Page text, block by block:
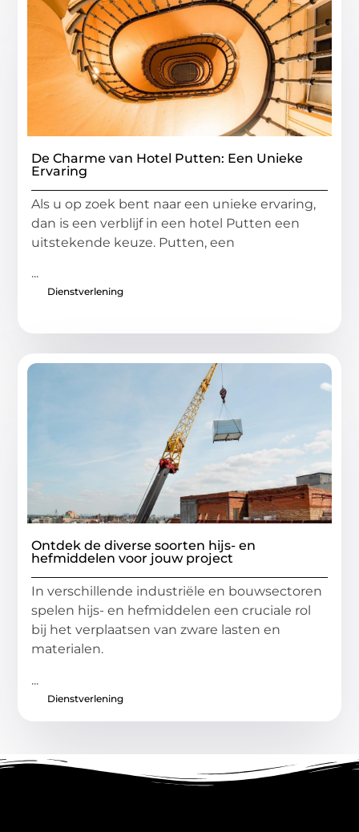
De Charme van Hotel Putten: Een Unieke
Ervaring
Als u op zoek bent naar een unieke ervaring,
dan is een verblijf in een hotel Putten een
uitstekende keuze. Putten, een
...
Dienstverlening
Ontdek de diverse soorten hijs- en
hefmiddelen voor jouw project
In verschillende industriële en bouwsectoren
spelen hijs- en hefmiddelen een cruciale rol
bij het verplaatsen van zware lasten en
materialen.
...
Dienstverlening